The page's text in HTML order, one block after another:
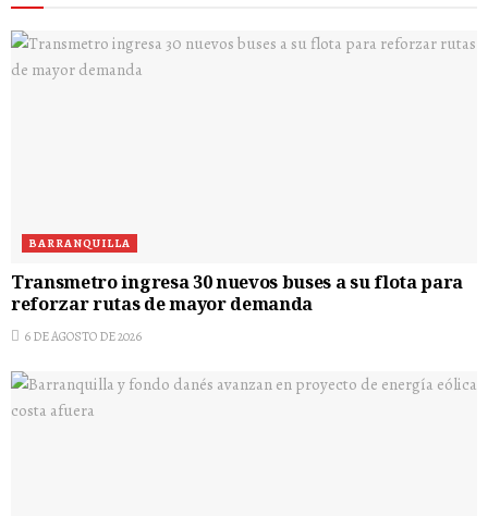
BARRANQUILLA
Transmetro ingresa 30 nuevos buses a su flota para
reforzar rutas de mayor demanda
6 DE AGOSTO DE 2026